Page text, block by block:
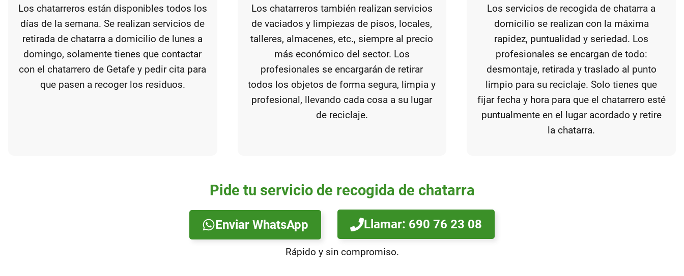
Los chatarreros están disponibles todos los
días de la semana. Se realizan servicios de
retirada de chatarra a domicilio de lunes a
domingo, solamente tienes que contactar
con el chatarrero de Getafe y pedir cita para
que pasen a recoger los residuos.
Los chatarreros también realizan servicios
de vaciados y limpiezas de pisos, locales,
talleres, almacenes, etc., siempre al precio
más económico del sector. Los
profesionales se encargarán de retirar
todos los objetos de forma segura, limpia y
profesional, llevando cada cosa a su lugar
de reciclaje.
Los servicios de recogida de chatarra a
domicilio se realizan con la máxima
rapidez, puntualidad y seriedad. Los
profesionales se encargan de todo:
desmontaje, retirada y traslado al punto
limpio para su reciclaje. Solo tienes que
fijar fecha y hora para que el chatarrero esté
puntualmente en el lugar acordado y retire
la chatarra.
Pide tu servicio de recogida de chatarra
Enviar WhatsApp Llamar: 690 76 23 08
Rápido y sin compromiso.